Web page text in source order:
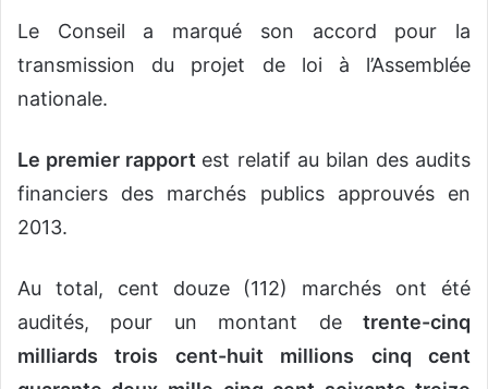
Le Conseil a marqué son accord pour la
transmission du projet de loi à l’Assemblée
nationale.
Le premier rapport est relatif au bilan des audits
financiers des marchés publics approuvés en
2013.
Au total, cent douze (112) marchés ont été
audités, pour un montant de trente-cinq
milliards trois cent-huit millions cinq cent